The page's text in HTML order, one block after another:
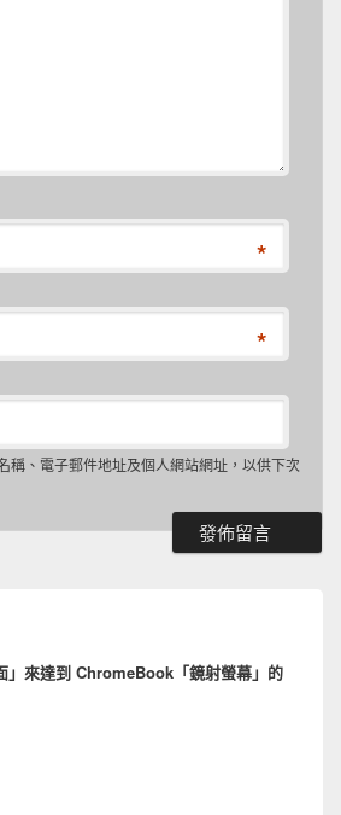
*
*
稱、電子郵件地址及個人網站網址，以供下次
」來達到 ChromeBook「鏡射螢幕」的